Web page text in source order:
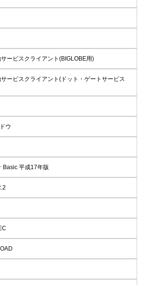
ービスクライアント(BIGLOBE用)
ービスクライアント(ドット・ゲートサービス
ウ
Basic 平成17年版